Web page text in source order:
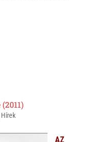
Hírek
AZ